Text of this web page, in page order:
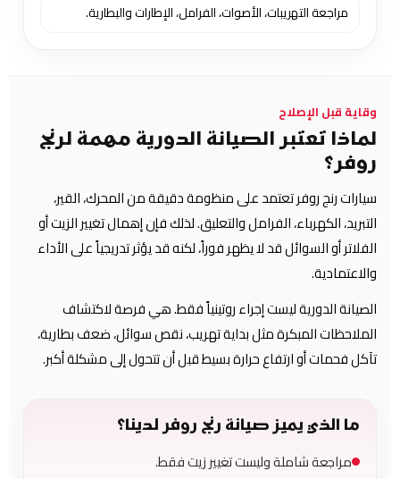
مراجعة التهريبات، الأصوات، الفرامل، الإطارات والبطارية.
وقاية قبل الإصلاح
لماذا تعتبر الصيانة الدورية مهمة لرنج
روفر؟
سيارات رنج روفر تعتمد على منظومة دقيقة من المحرك، القير،
التبريد، الكهرباء، الفرامل والتعليق. لذلك فإن إهمال تغيير الزيت أو
الفلاتر أو السوائل قد لا يظهر فوراً، لكنه قد يؤثر تدريجياً على الأداء
والاعتمادية.
الصيانة الدورية ليست إجراء روتينياً فقط. هي فرصة لاكتشاف
الملاحظات المبكرة مثل بداية تهريب، نقص سوائل، ضعف بطارية،
تآكل فحمات أو ارتفاع حرارة بسيط قبل أن تتحول إلى مشكلة أكبر.
ما الذي يميز صيانة رنج روفر لدينا؟
مراجعة شاملة وليست تغيير زيت فقط.